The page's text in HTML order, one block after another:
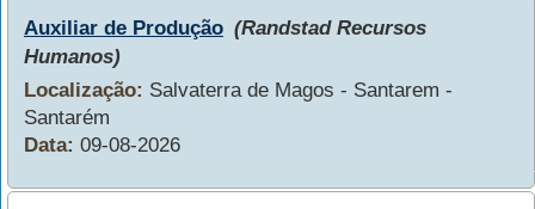
Auxiliar de Produção (Randstad Recursos
Humanos)
Localização: Salvaterra de Magos - Santarem -
Santarém
Data: 09-08-2026